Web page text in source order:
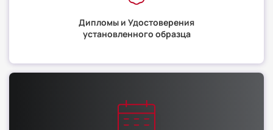
Дипломы и Удостоверения
установленного образца